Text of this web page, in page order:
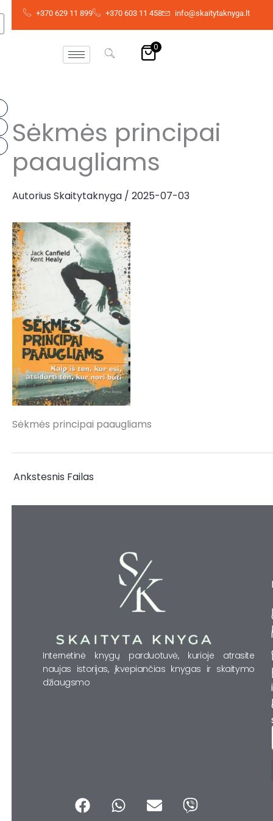
Pereiti
+370 629 11 899 +370 603 11 458 info@skaitytaknyga.lt
0
Sėkmės principai
paaugliams
Autorius Skaitytaknyga / 2025-07-03
Sėkmės principai paaugliams
Ankstesnis Failas
Internetinė knygų parduotuvė, kurioje atrasite
naujas istorijas, įkvepiančias knygas ir skaitymo
džiaugsmo
F W E V